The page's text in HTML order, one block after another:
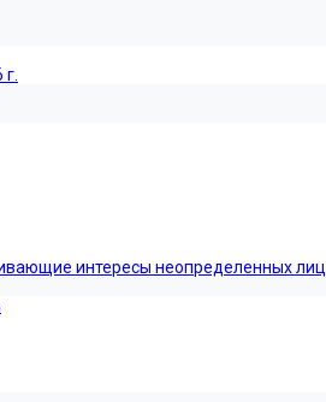
интересы неопределенных лиц